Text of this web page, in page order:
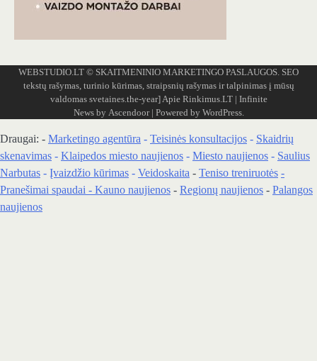
WEBSTUDIO.LT © SKAITMENINIO MARKETINGO PASLAUGOS. SEO
tekstų rašymas, turinio kūrimas, straipsnių rašymas ir talpinimas į mūsų
valdomas svetaines.the-year]Apie Rinkimus.LT| Infinite
News by Ascendoor| Powered by WordPress.
Draugai: - Marketingo agentūra - Teisinės konsultacijos - Skaidrių
skenavimas - Klaipedos miesto naujienos - Miesto naujienos - Saulius
Narbutas - Įvaizdžio kūrimas - Veidoskaita - Teniso treniruotės -
Pranešimai spaudai - Kauno naujienos - Regionų naujienos - Palangos
naujienos